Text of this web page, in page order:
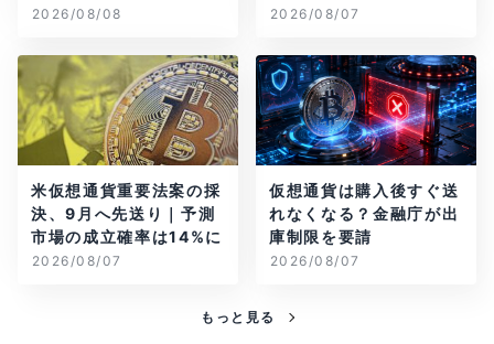
2026/08/08 2026/08/07
米仮想通貨重要法案の採
決、9月へ先送り｜予測
市場の成立確率は14%に
2026/08/07
仮想通貨は購入後すぐ送
れなくなる？金融庁が出
庫制限を要請
2026/08/07
もっと見る